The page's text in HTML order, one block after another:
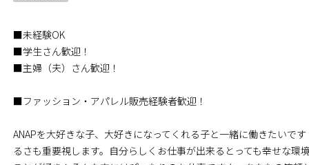
■未経験OK
■学生さん歓迎！
■主婦（夫）さん歓迎！
■ファッション・アパレル販売経験者歓迎！
ANAPを大好きな子、大好きになってくれる子と一緒に働きたいで
るさも重要視します。自分らしくお仕事が出来るとっても幸せな環